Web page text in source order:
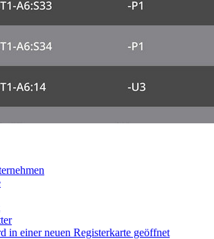
in einer neuen Registerkarte geöffnet